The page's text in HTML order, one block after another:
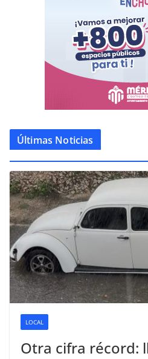
Últimas Noticias
LOCAL
Otra cifra récord: